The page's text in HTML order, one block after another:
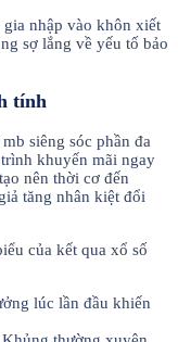
nhập vào khôn xiết
sợ lắng về yếu tố bảo
tính
siêng sóc phần đa
khuyến mãi ngay
nên thời cơ đến
tăng nhân kiệt đổi
của kết qua xổ số
lúc lần đầu khiến